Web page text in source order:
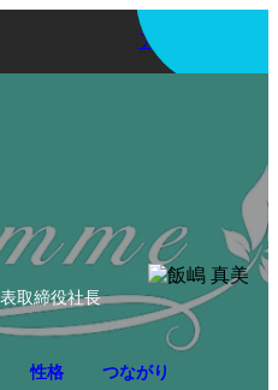
アプリを使う
取締役社長
性格 つながり